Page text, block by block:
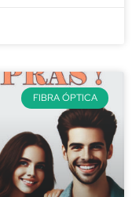
FIBRA ÓPTICA